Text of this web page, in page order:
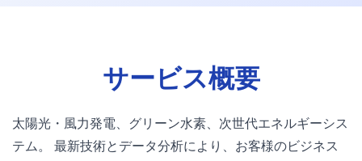
サービス概要
太陽光・風力発電、グリーン水素、次世代エネルギーシス
テム。 最新技術とデータ分析により、お客様のビジネス